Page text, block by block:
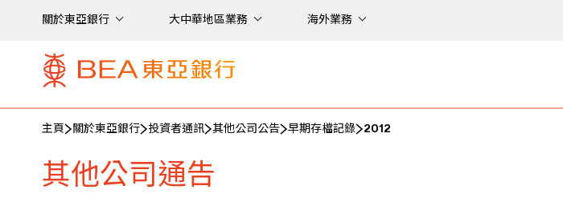
關於東亞銀行 大中華地區業務 海外業務
主頁 關於東亞銀行 投資者通訊 其他公司公告 早期存檔記錄 2012
其他公司通告